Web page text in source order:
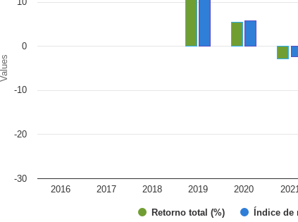
Values
Retorno total (%) Índice de
2016 2017 2018 2019 2020
-30
-20
-10
0